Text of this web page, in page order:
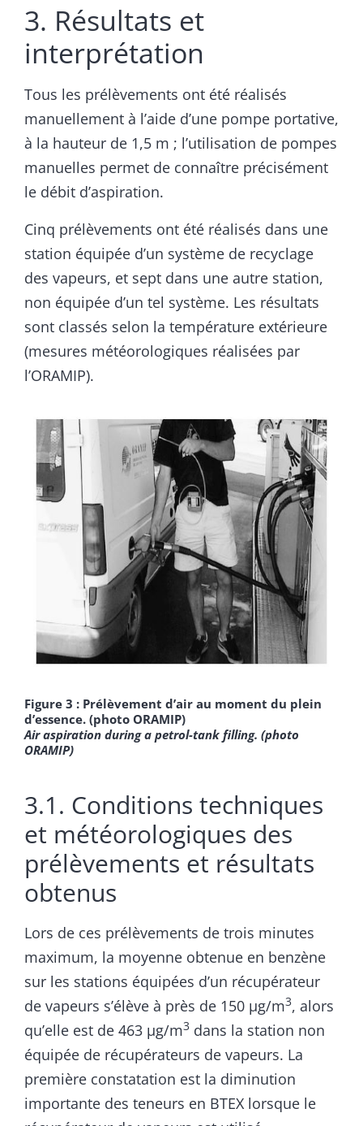
3. Résultats et
interprétation
Tous les prélèvements ont été réalisés
manuellement à l’aide d’une pompe portative,
à la hauteur de 1,5 m ; l’utilisation de pompes
manuelles permet de connaître précisément
le débit d’aspiration.
Cinq prélèvements ont été réalisés dans une
station équipée d’un système de recyclage
des vapeurs, et sept dans une autre station,
non équipée d’un tel système. Les résultats
sont classés selon la température extérieure
(mesures météorologiques réalisées par
l’ORAMIP).
Figure 3 : Prélèvement d’air au moment du plein
d’essence. (photo ORAMIP)
Air aspiration during a petrol-tank filling. (photo
ORAMIP)
3.1. Conditions techniques
et météorologiques des
prélèvements et résultats
obtenus
Lors de ces prélèvements de trois minutes
maximum, la moyenne obtenue en benzène
sur les stations équipées d’un récupérateur
de vapeurs s’élève à près de 150 µg/m3, alors
qu’elle est de 463 µg/m3 dans la station non
équipée de récupérateurs de vapeurs. La
première constatation est la diminution
importante des teneurs en BTEX lorsque le